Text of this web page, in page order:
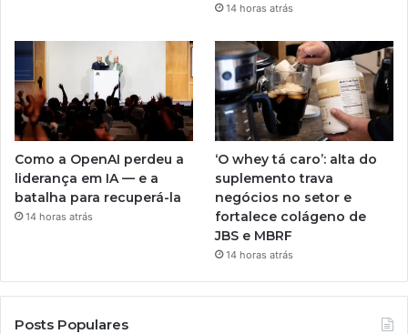
14 horas atrás
Como a OpenAI perdeu a
liderança em IA — e a
batalha para recuperá-la
14 horas atrás
‘O whey tá caro’: alta do
suplemento trava
negócios no setor e
fortalece colágeno de
JBS e MBRF
14 horas atrás
Posts Populares